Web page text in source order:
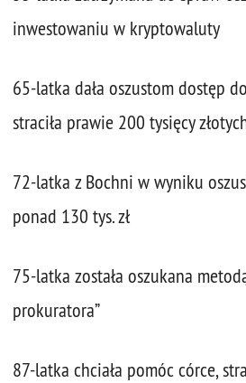
inwestowaniu w kryptowaluty
65-latka dała oszustom dostęp
straciła prawie 200 tysięcy
72-latka z Bochni w wyniku
ponad 130 tys. zł
75-latka została oszukana
prokuratora”
87-latka chciała pomóc córce,